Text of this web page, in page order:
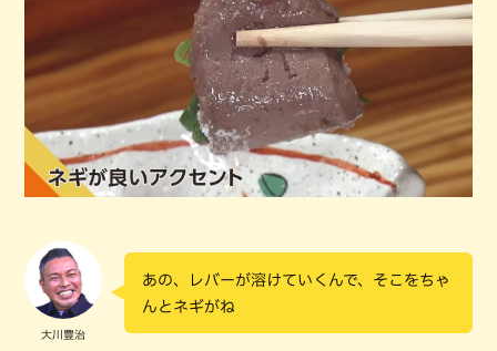
大川豊治
あの、レバーが溶けていくんで、そこをちゃ
んとネギがね